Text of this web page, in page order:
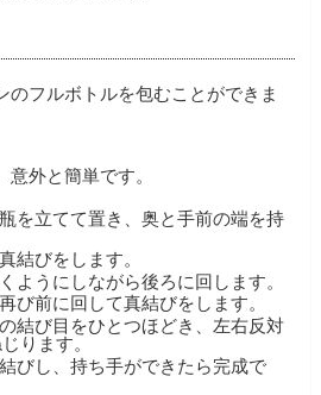
のフルボトルを包むことができま
外と簡単です。
を立てて置き、奥と手前の端を持
結びをします。
ようにしながら後ろに回します。
び前に回して真結びをします。
結び目をひとつほどき、左右反対
ります。
びし、持ち手ができたら完成で